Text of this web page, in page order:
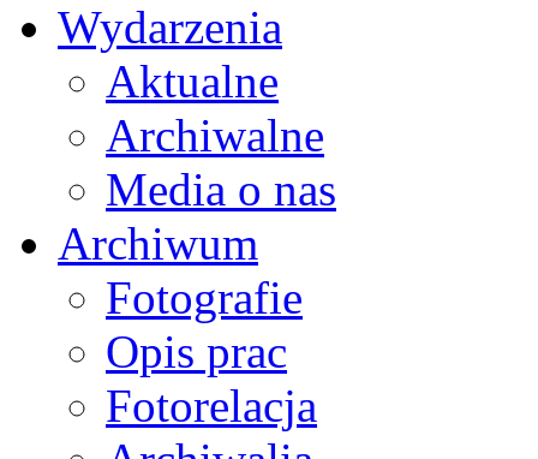
Wydarzenia
Aktualne
Archiwalne
Media o nas
Archiwum
Fotografie
Opis prac
Fotorelacja